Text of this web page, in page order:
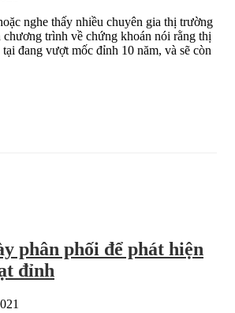
nghe thấy nhiều chuyên gia thị trường
trình về chứng khoán nói rằng thị
đang vượt mốc đỉnh 10 năm, và sẽ còn
phân phối để phát hiện
đỉnh